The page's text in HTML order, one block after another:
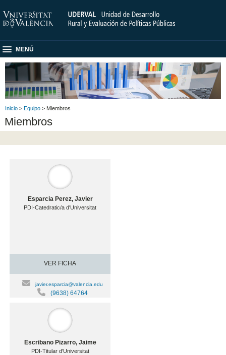
MENÚ
Inicio > Equipo > Miembros
Miembros
Esparcia Perez, Javier
PDI-Catedratic/a d'Universitat
VER FICHA
javier.esparcia@valencia.edu
(9638) 64764
Escribano Pizarro, Jaime
PDI-Titular d'Universitat